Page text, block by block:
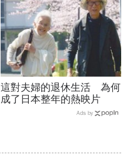
這對夫婦的退休生活 為何
成了日本整年的熱映片
Ads by